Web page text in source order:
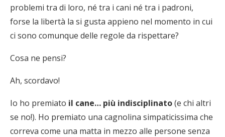
problemi tra di loro, né tra i cani né tra i padroni,
forse la libertà la si gusta appieno nel momento in cui
ci sono comunque delle regole da rispettare?
Cosa ne pensi?
Ah, scordavo!
Io ho premiato il cane… più indisciplinato(e chi altri
se no!). Ho premiato una cagnolina simpaticissima che
correva come una matta in mezzo alle persone senza